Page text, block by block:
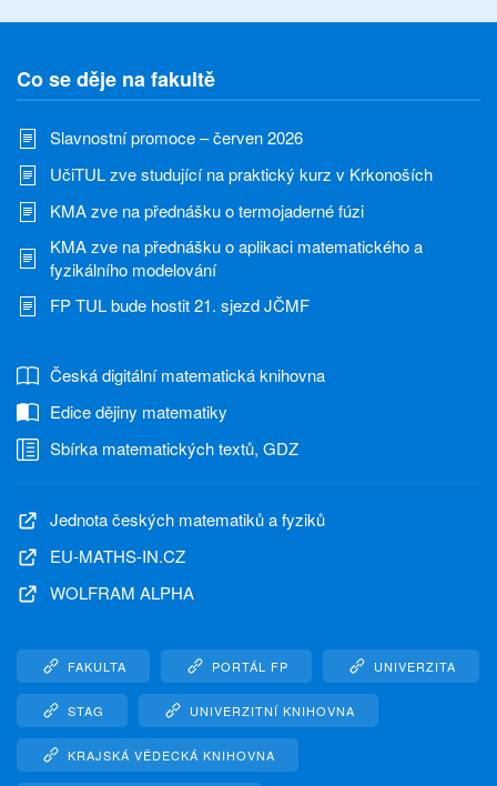
Co se děje na fakultě
Slavnostní promoce – červen 2026
UčiTUL zve studující na praktický kurz v Krkonoších
KMA zve na přednášku o termojaderné fúzi
KMA zve na přednášku o aplikaci matematického a
fyzikálního modelování
FP TUL bude hostit 21. sjezd JČMF
Česká digitální matematická knihovna
Edice dějiny matematiky
Sbírka matematických textů, GDZ
Jednota českých matematiků a fyziků
EU-MATHS-IN.CZ
WOLFRAM ALPHA
FAKULTA PORTÁL FP UNIVERZITA
STAG UNIVERZITNÍ KNIHOVNA
KRAJSKÁ VĚDECKÁ KNIHOVNA